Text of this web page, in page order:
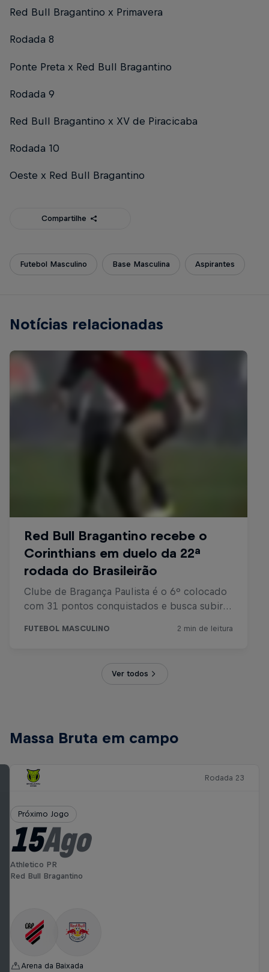
Red Bull Bragantino x Primavera
Rodada 8
Ponte Preta x Red Bull Bragantino
Rodada 9
Red Bull Bragantino x XV de Piracicaba
Rodada 10
Oeste x Red Bull Bragantino
Compartilhe
Futebol Masculino Base Masculina Aspirantes
Notícias relacionadas
Ver todos
Massa Bruta em campo
Rodada 23
Próximo Jogo
15Ago
Athletico PR
Red Bull Bragantino
Arena da Baixada